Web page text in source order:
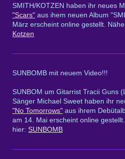
SMITH/KOTZEN haben ihr neues
"Scars" aus ihem neuen Album
März erscheint online gestellt.
Kotzen
SUNBOMB mit neuem Video!!!
SUNBOM um Gitarrist Tracii Guns
Sänger Michael Sweet haben ihr
"No Tomorrows" aus ihrem
am 14. Mai erscheint online
hier: SUNBOMB